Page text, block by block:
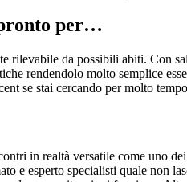
pronto per…
da possibili abiti. Con
rendendolo molto semplice
se stai cercando per molto
in realtà versatile come uno
e esperto specialisti quale non